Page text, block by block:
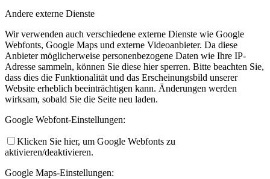
Andere externe Dienste
Wir verwenden auch verschiedene externe Dienste wie Google
Webfonts, Google Maps und externe Videoanbieter. Da diese
Anbieter möglicherweise personenbezogene Daten wie Ihre IP-
Adresse sammeln, können Sie diese hier sperren. Bitte beachten Sie,
dass dies die Funktionalität und das Erscheinungsbild unserer
Website erheblich beeinträchtigen kann. Änderungen werden
wirksam, sobald Sie die Seite neu laden.
Google Webfont-Einstellungen:
Klicken Sie hier, um Google Webfonts zu
aktivieren/deaktivieren.
Google Maps-Einstellungen: